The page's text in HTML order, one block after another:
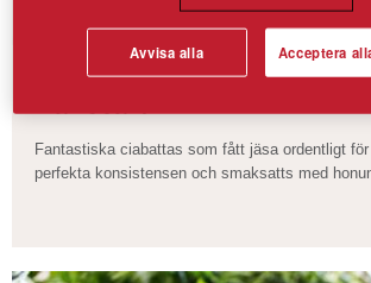
Ciabatta med honung
havssalt
Fantastiska ciabattas som fått jäsa ordentligt
perfekta konsistensen och smaksatts med
Avvisa alla Acceptera